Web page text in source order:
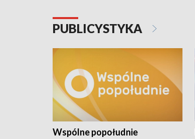
PUBLICYSTYKA
Wspólne popołudnie